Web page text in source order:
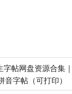
字帖网盘资源合集
字帖（可打印）